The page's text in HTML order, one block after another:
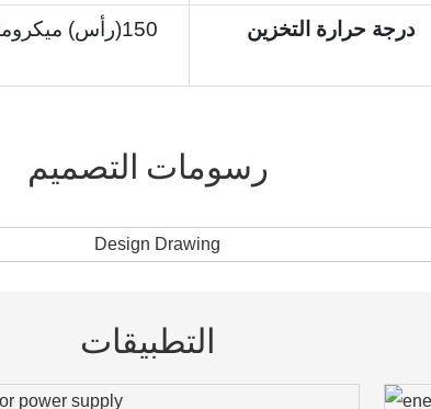
150(ارتفاع) × 150(رأس) ميكرومتر
درجة حرارة التخزين
رسومات التصميم
التطبيقات